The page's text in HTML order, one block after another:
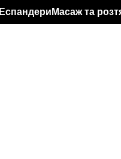
Еспандери Масаж та